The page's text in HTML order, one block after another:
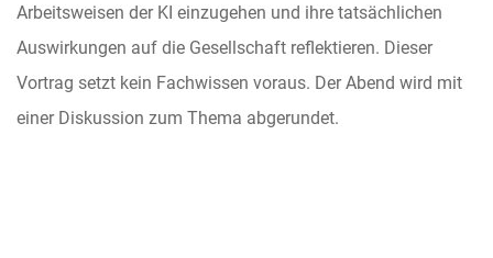
Arbeitsweisen der KI einzugehen und ihre tatsächlichen
Auswirkungen auf die Gesellschaft reflektieren. Dieser
Vortrag setzt kein Fachwissen voraus. Der Abend wird mit
einer Diskussion zum Thema abgerundet.